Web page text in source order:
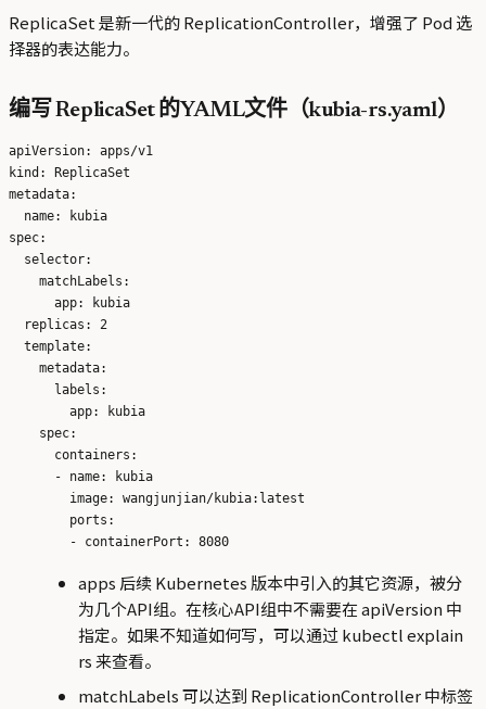
ReplicaSet 是新一代的 ReplicationController，增强了 Pod 选
择器的表达能力。
编写 ReplicaSet 的YAML文件（kubia-rs.yaml）
apiVersion: apps/v1
kind: ReplicaSet
metadata:
  name: kubia
spec:
  selector:
    matchLabels:
      app: kubia
  replicas: 2
  template:
    metadata:
      labels:
        app: kubia
    spec:
      containers:
      - name: kubia
        image: wangjunjian/kubia:latest
        ports:
apps 后续 Kubernetes 版本中引入的其它资源，被分
为几个API组。在核心API组中不需要在 apiVersion 中
指定。如果不知道如何写，可以通过 kubectl explain
rs 来查看。
matchLabels 可以达到 ReplicationController 中标签